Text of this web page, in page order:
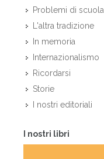
Problemi di scuola
L'altra tradizione
In memoria
Internazionalismo
Ricordarsi
Storie
I nostri editoriali
I nostri libri